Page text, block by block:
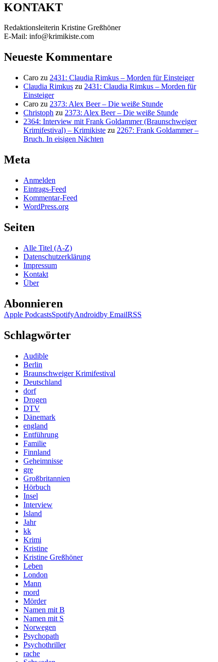
KONTAKT
Redaktionsleiterin Kristine Greßhöner
E-Mail: info@krimikiste.com
Neueste Kommentare
Caro zu 2431: Claudia Rimkus – Morden für Einsteiger
Claudia Rimkus zu 2431: Claudia Rimkus – Morden für
Einsteiger
Caro zu 2373: Alex Beer – Die weiße Stunde
Christoph zu 2373: Alex Beer – Die weiße Stunde
2364: Interview mit Frank Goldammer (Braunschweiger
Krimifestival) – Krimikiste zu 2267: Frank Goldammer –
Bruch. In eisigen Nächten
Meta
Anmelden
Eintrags-Feed
Kommentar-Feed
WordPress.org
Seiten
Alle Titel (A-Z)
Datenschutzerklärung
Impressum
Kontakt
Über
Abonnieren
Apple PodcastsSpotifyAndroidby EmailRSS
Schlagwörter
Audible
Berlin
Braunschweiger Krimifestival
Deutschland
dorf
Drogen
DTV
Dänemark
england
Entführung
Familie
Finnland
Geheimnisse
gre
Großbritannien
Hörbuch
Insel
Interview
Island
Jahr
kk
Krimi
Kristine
Kristine Greßhöner
Leben
London
Mann
mord
Mörder
Namen mit B
Namen mit S
Norwegen
Psychopath
Psychothriller
rache